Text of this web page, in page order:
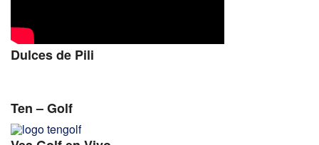
Dulces de Pili
Ten – Golf